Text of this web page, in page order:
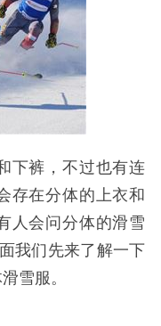
裤，不过也有连
存在分体的上衣和
人会问分体的滑雪
我们先来了解一下
雪服。